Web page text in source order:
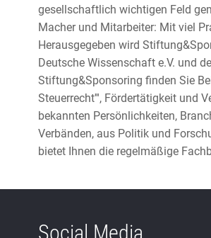
gesellschaftlich wichtigen Feld
Macher und Mitarbeiter: Mit viel
Herausgegeben wird
Deutsche Wissenschaft e.V. und
Stiftung&Sponsoring finden Sie
Steuerrecht''', Fördertätigkeit und
bekannten Persönlichkeiten,
Verbänden, aus Politik und
bietet Ihnen die regelmäßige
Social Media